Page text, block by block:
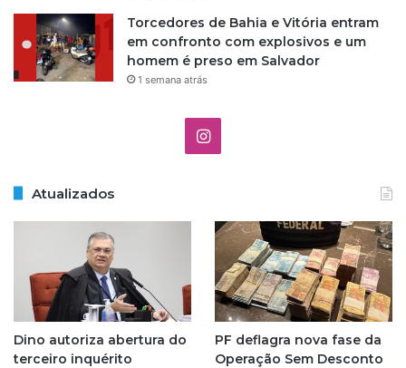
Torcedores de Bahia e Vitória entram
em confronto com explosivos e um
homem é preso em Salvador
1 semana atrás
I
t
a
g
r
Atualizados
Dino autoriza abertura do
terceiro inquérito
PF deflagra nova fase da
Operação Sem Desconto